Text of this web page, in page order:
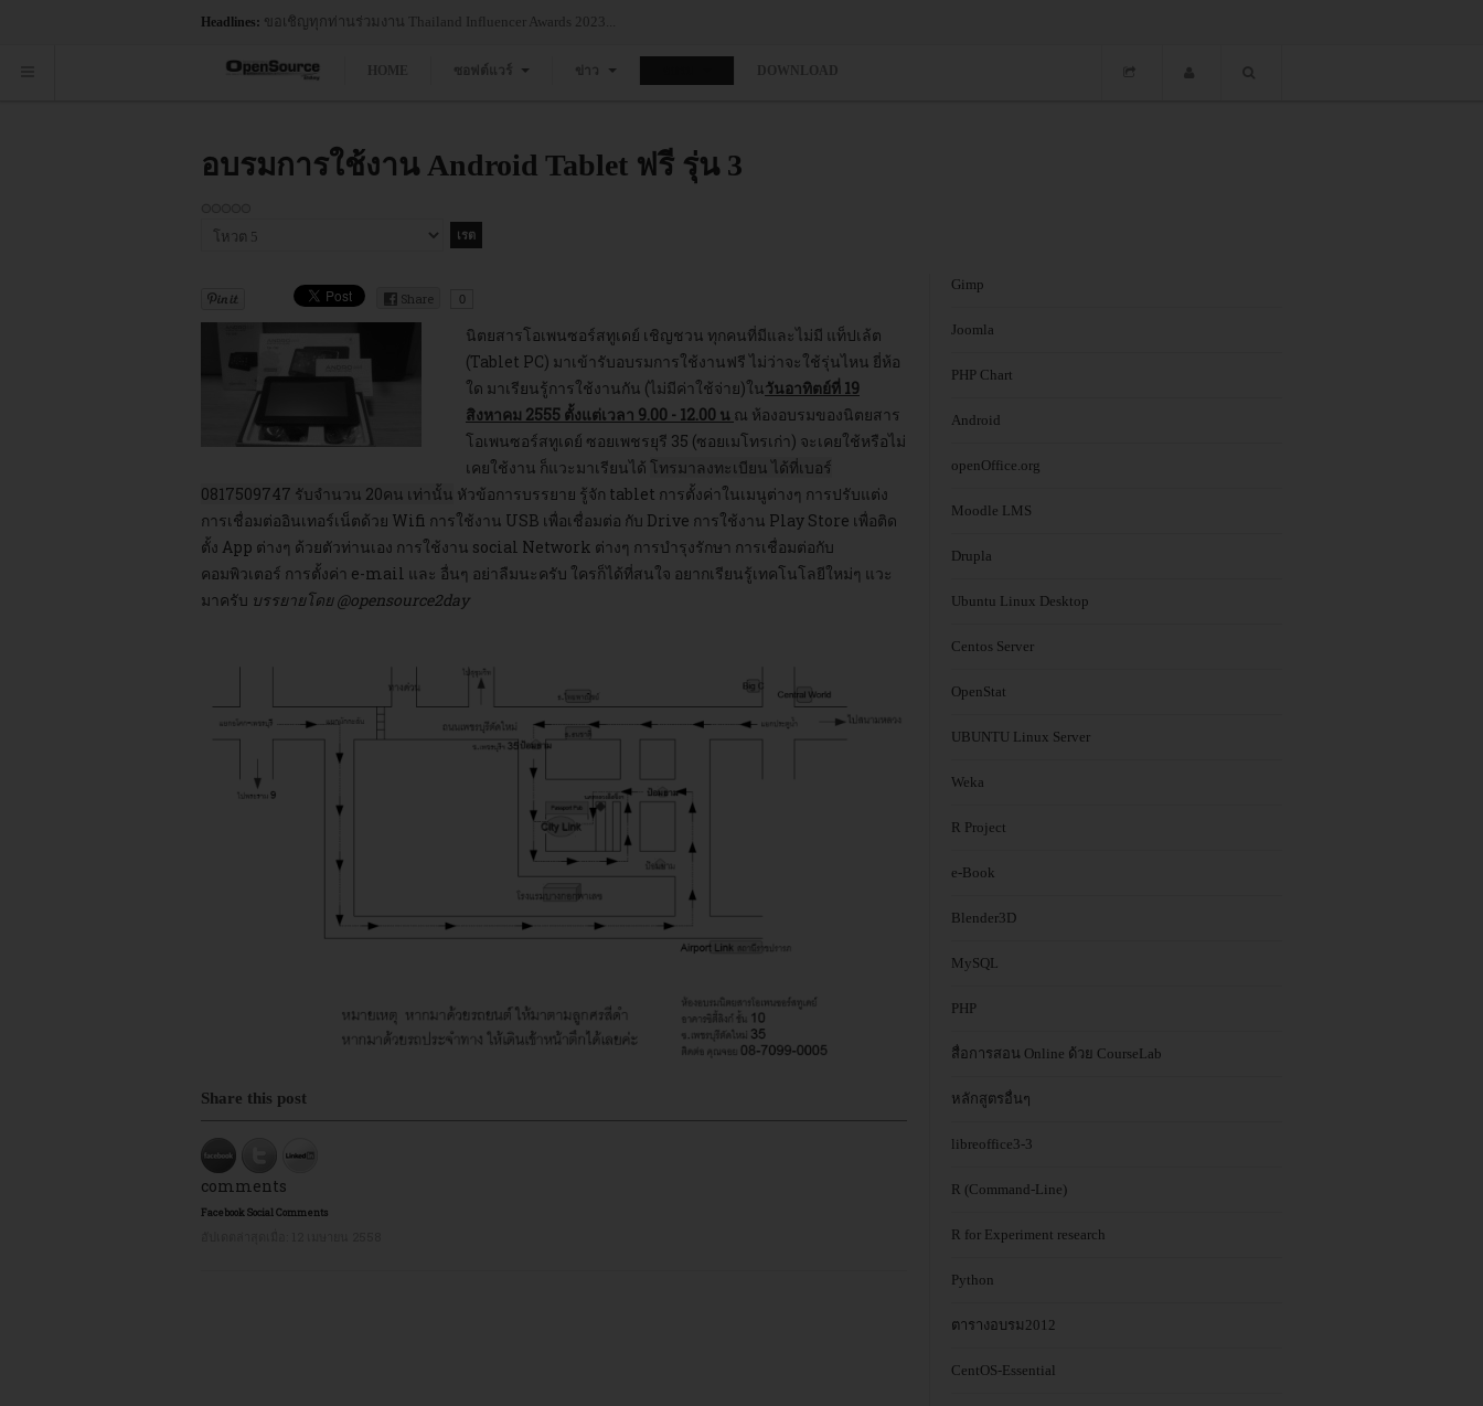
Headlines:
Leaders ด้าน Vision ในรายงาน 2024 Gartner® Magic Quadrant™ for Container Management...
HOME ซอฟต์แวร์ ข่าว DOWNLOAD
อบรมการใช้งาน Android Tablet ฟรี รุ่น 3
กรุณา
Share
0
นิตยสารโอเพนซอร์สทูเดย์ เชิญชวน ทุกคนที่มีและไม่มี แท็ปเล้ต
(Tablet PC) มาเข้ารับอบรมการใช้งานฟรี ไม่ว่าจะใช้รุ่นไหน ยี่ห้อ
ใด มาเรียนรู้การใช้งานกัน (ไม่มีค่าใช้จ่าย)ในวันอาทิตย์ที่ 19
สิงหาคม 2555 ตั้งแต่เวลา 9.00 - 12.00 น ณ ห้องอบรมของนิตยสาร
โอเพนซอร์สทูเดย์ ซอยเพชรยุรี 35 (ซอยเมโทรเก่า) จะเคยใช้หรือไม่
เคยใช้งาน ก็แวะมาเรียนได้ โทรมาลงทะเบียน ได้ที่เบอร์
0817509747 รับจำนวน 20คน เท่านั้น หัวข้อการบรรยาย รู้จัก tablet การตั้งค่าในเมนูต่างๆ การปรับแต่ง
การเชื่อมต่ออินเทอร์เน็ตด้วย Wifi การใช้งาน USB เพื่อเชื่อมต่อ กับ Drive การใช้งาน Play Store เพื่อติด
ตั้ง App ต่างๆ ด้วยตัวท่านเอง การใช้งาน social Network ต่างๆ การบำรุงรักษา การเชื่อมต่อกับ
คอมพิวเตอร์ การตั้งค่า e-mail และ อื่นๆ อย่าลืมนะครับ ใครก็ได้ที่สนใจ อยากเรียนรู้เทคโนโลยีใหม่ๆ แวะ
มาครับ บรรยายโดย @opensource2day
Share this post
comments
Facebook Social Comments
Gimp
Joomla
PHP Chart
Android
openOffice.org
Moodle LMS
Drupla
Ubuntu Linux Desktop
Centos Server
OpenStat
UBUNTU Linux Server
Weka
R Project
e-Book
Blender3D
MySQL
PHP
สื่อการสอน Online ด้วย CourseLab
หลักสูตรอื่นๆ
libreoffice3-3
R (Command-Line)
R for Experiment research
Python
ตารางอบรม2012
CentOS-Essential